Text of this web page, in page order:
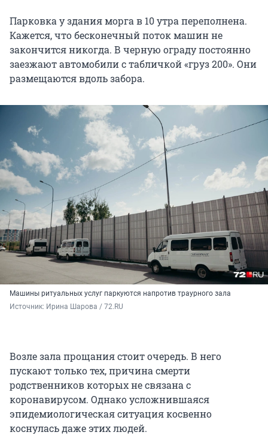
Парковка у здания морга в 10 утра переполнена.
Кажется, что бесконечный поток машин не
закончится никогда. В черную ограду постоянно
заезжают автомобили с табличкой «груз 200». Они
размещаются вдоль забора.
Машины ритуальных услуг паркуются напротив траурного зала
Источник: Ирина Шарова / 72.RU
Возле зала прощания стоит очередь. В него
пускают только тех, причина смерти
родственников которых не связана с
коронавирусом. Однако усложнившаяся
эпидемиологическая ситуация косвенно
коснулась даже этих людей.